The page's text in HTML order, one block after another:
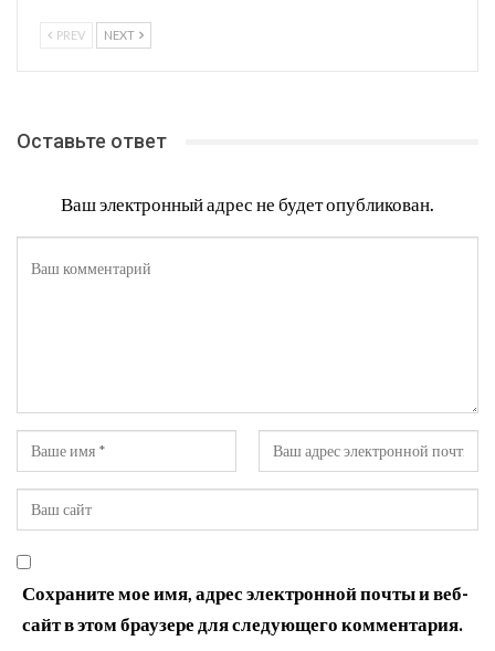
PREV NEXT
Оставьте ответ
Ваш электронный адрес не будет опубликован.
Сохраните мое имя, адрес электронной почты и веб-
сайт в этом браузере для следующего комментария.